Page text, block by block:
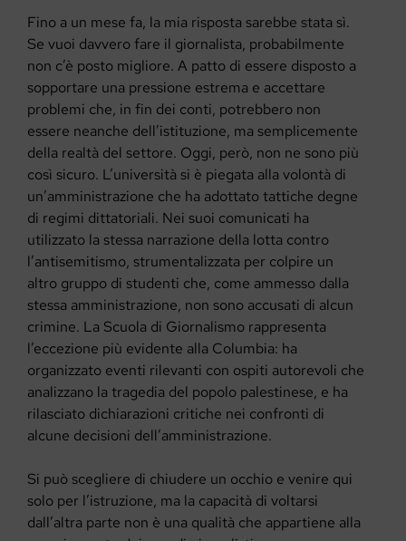
Fino a un mese fa, la mia risposta sarebbe stata sì.
Se vuoi davvero fare il giornalista, probabilmente
non c’è posto migliore. A patto di essere disposto a
sopportare una pressione estrema e accettare
problemi che, in fin dei conti, potrebbero non
essere neanche dell’istituzione, ma semplicemente
della realtà del settore. Oggi, però, non ne sono più
così sicuro. L’università si è piegata alla volontà di
un’amministrazione che ha adottato tattiche degne
di regimi dittatoriali. Nei suoi comunicati ha
utilizzato la stessa narrazione della lotta contro
l’antisemitismo, strumentalizzata per colpire un
altro gruppo di studenti che, come ammesso dalla
stessa amministrazione, non sono accusati di alcun
crimine. La Scuola di Giornalismo rappresenta
l’eccezione più evidente alla Columbia: ha
organizzato eventi rilevanti con ospiti autorevoli che
analizzano la tragedia del popolo palestinese, e ha
rilasciato dichiarazioni critiche nei confronti di
alcune decisioni dell’amministrazione.
Si può scegliere di chiudere un occhio e venire qui
solo per l’istruzione, ma la capacità di voltarsi
dall’altra parte non è una qualità che appartiene alla